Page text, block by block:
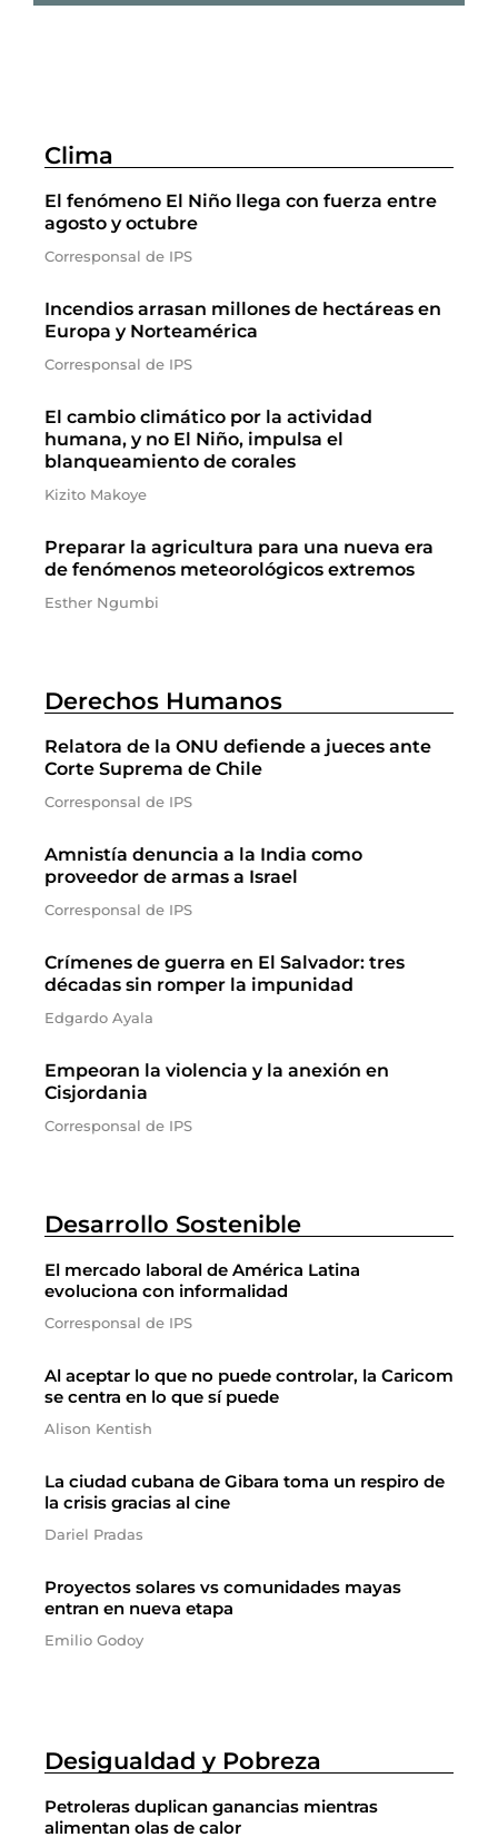
Clima
El fenómeno El Niño llega con fuerza entre
agosto y octubre
Corresponsal de IPS
Incendios arrasan millones de hectáreas en
Europa y Norteamérica
Corresponsal de IPS
El cambio climático por la actividad
humana, y no El Niño, impulsa el
blanqueamiento de corales
Kizito Makoye
Preparar la agricultura para una nueva era
de fenómenos meteorológicos extremos
Esther Ngumbi
Derechos Humanos
Relatora de la ONU defiende a jueces ante
Corte Suprema de Chile
Corresponsal de IPS
Amnistía denuncia a la India como
proveedor de armas a Israel
Corresponsal de IPS
Crímenes de guerra en El Salvador: tres
décadas sin romper la impunidad
Edgardo Ayala
Empeoran la violencia y la anexión en
Cisjordania
Corresponsal de IPS
Desarrollo Sostenible
El mercado laboral de América Latina
evoluciona con informalidad
Corresponsal de IPS
Al aceptar lo que no puede controlar, la Caricom
se centra en lo que sí puede
Alison Kentish
La ciudad cubana de Gibara toma un respiro de
la crisis gracias al cine
Dariel Pradas
Proyectos solares vs comunidades mayas
entran en nueva etapa
Emilio Godoy
Desigualdad y Pobreza
Petroleras duplican ganancias mientras
alimentan olas de calor